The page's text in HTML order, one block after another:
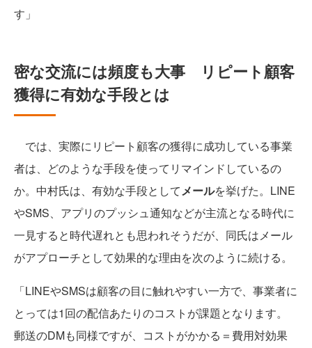
す」
密な交流には頻度も大事 リピート顧客
獲得に有効な手段とは
では、実際にリピート顧客の獲得に成功している事業
者は、どのような手段を使ってリマインドしているの
か。中村氏は、有効な手段としてメールを挙げた。LINE
やSMS、アプリのプッシュ通知などが主流となる時代に
一見すると時代遅れとも思われそうだが、同氏はメール
がアプローチとして効果的な理由を次のように続ける。
「LINEやSMSは顧客の目に触れやすい一方で、事業者に
とっては1回の配信あたりのコストが課題となります。
郵送のDMも同様ですが、コストがかかる＝費用対効果